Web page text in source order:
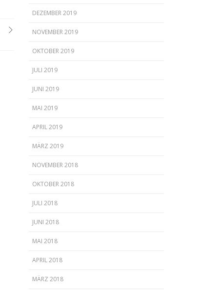
DEZEMBER 2019
NOVEMBER 2019
OKTOBER 2019
JULI 2019
JUNI 2019
MAI 2019
APRIL 2019
MÄRZ 2019
NOVEMBER 2018
OKTOBER 2018
JULI 2018
JUNI 2018
MAI 2018
APRIL 2018
MÄRZ 2018